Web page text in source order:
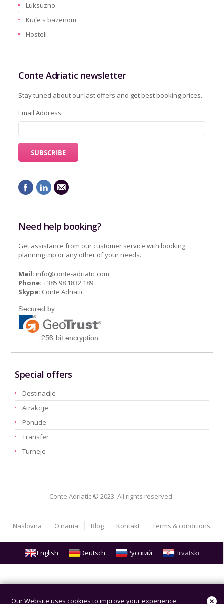
Luksuzno
Kuće s bazenom
Hosteli
Conte Adriatic newsletter
Stay tuned about our last offers and get best booking prices.
Email Address
Need help booking?
Get assistance from our customer service with booking,
planning trip or any other of your needs.
Mail: info@conte-adriatic.com
Phone: +385 98 1832 189
Skype: Conte Adriatic
Special offers
Destinacije
Atrakcije
Ponude
Transfer
Turneje
Conte Adriatic © 2023. All rights reserved.
Naslovna O nama Blog Kontakt Terms & conditions
English Deutsch Русский Hrvatski
Our Website uses cookies to improve your experience.